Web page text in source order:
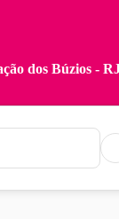
dos Búzios -